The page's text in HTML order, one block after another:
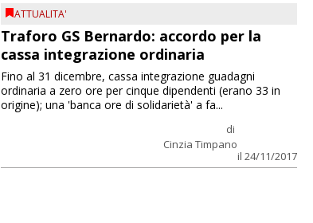
ATTUALITA'
Traforo GS Bernardo: accordo per la
cassa integrazione ordinaria
di
Cinzia Timpano
il 24/11/2017
Fino al 31 dicembre, cassa integrazione guadagni
ordinaria a zero ore per cinque dipendenti (erano 33 in
origine); una 'banca ore di solidarietà' a fa...